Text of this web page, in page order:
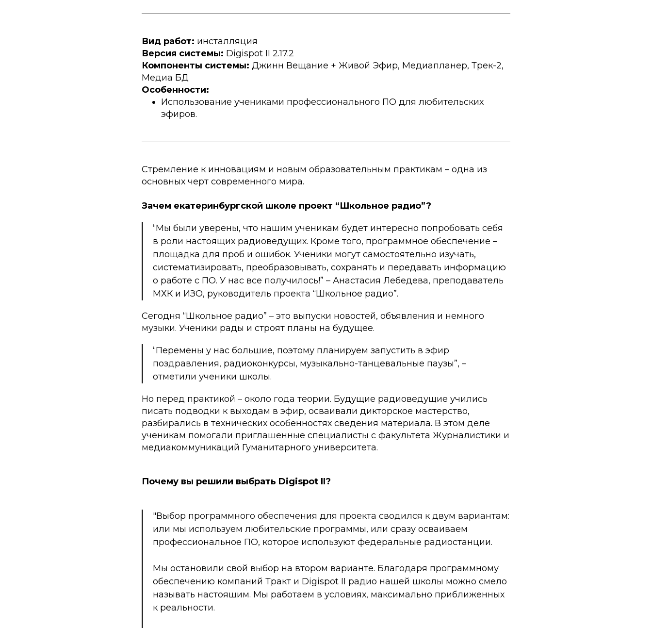
Вид работ: инсталляция
Версия системы: Digispot II 2.17.2
Компоненты системы: Джинн Вещание + Живой Эфир, Медиапланер, Трек-2,
Медиа БД
Особенности:
Использование учениками профессионального ПО для любительских
эфиров.
Стремление к инновациям и новым образовательным практикам – одна из
основных черт современного мира.
Зачем екатеринбургской школе проект “Школьное радио”?
“Мы были уверены, что нашим ученикам будет интересно попробовать себя
в роли настоящих радиоведущих. Кроме того, программное обеспечение –
площадка для проб и ошибок. Ученики могут самостоятельно изучать,
систематизировать, преобразовывать, сохранять и передавать информацию
о работе с ПО. У нас все получилось!” – Анастасия Лебедева, преподаватель
МХК и ИЗО, руководитель проекта “Школьное радио”.
Сегодня “Школьное радио” – это выпуски новостей, объявления и немного
музыки. Ученики рады и строят планы на будущее.
“Перемены у нас большие, поэтому планируем запустить в эфир
поздравления, радиоконкурсы, музыкально-танцевальные паузы”, –
отметили ученики школы.
Но перед практикой – около года теории. Будущие радиоведущие учились
писать подводки к выходам в эфир, осваивали дикторское мастерство,
разбирались в технических особенностях сведения материала. В этом деле
ученикам помогали приглашенные специалисты с факультета Журналистики и
медиакоммуникаций Гуманитарного университета.
Почему вы решили выбрать Digispot II?
"Выбор программного обеспечения для проекта сводился к двум вариантам:
или мы используем любительские программы, или сразу осваиваем
профессиональное ПО, которое используют федеральные радиостанции.
Мы остановили свой выбор на втором варианте. Благодаря программному
обеспечению компаний Тракт и Digispot II радио нашей школы можно смело
называть настоящим. Мы работаем в условиях, максимально приближенных
к реальности.